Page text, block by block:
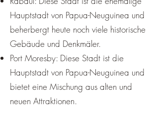
Hauptstadt von Papua-Neuguinea und
beherbergt heute noch viele historische
Gebäude und Denkmäler.
Port Moresby: Diese Stadt ist die
Hauptstadt von Papua-Neuguinea und
bietet eine Mischung aus alten und
neuen Attraktionen.